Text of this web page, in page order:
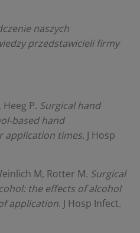
naszych
przedstawicieli firmy
P. Surgical hand
based hand
application times. J Hosp
M, Rotter M. Surgical
the effects of alcohol
application. J Hosp Infect.